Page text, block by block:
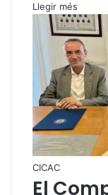
Llegir més
CICAC
El